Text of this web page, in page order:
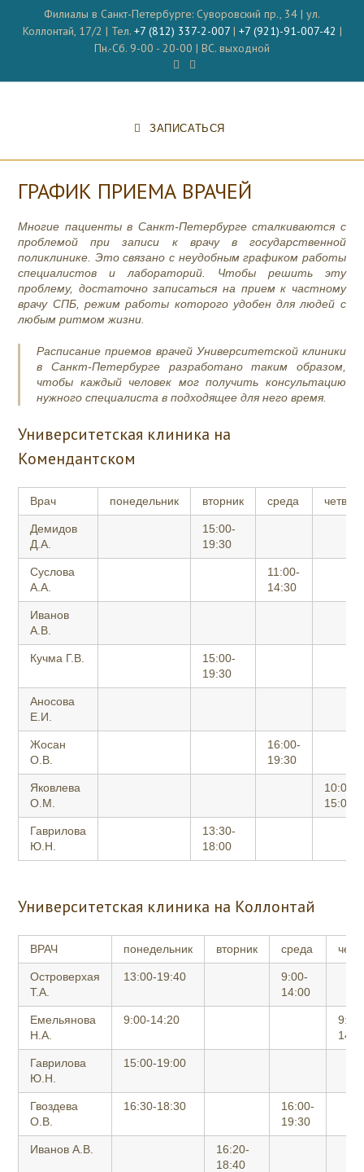
содержимому
Филиалы в Санкт-Петербурге: Суворовский пр., 34 | ул.
Коллонтай, 17/2 | Тел. +7 (812) 337-2-007| +7 (921)-91-007-42 |
Пн.-Сб. 9-00 - 20-00 | ВС. выходной
ЗАПИСАТЬСЯ
ГРАФИК ПРИЕМА ВРАЧЕЙ
Многие пациенты в Санкт-Петербурге сталкиваются с
проблемой при записи к врачу в государственной
поликлинике. Это связано с неудобным графиком работы
специалистов и лабораторий. Чтобы решить эту
проблему, достаточно записаться на прием к частному
врачу СПБ, режим работы которого удобен для людей с
любым ритмом жизни.
Расписание приемов врачей Университетской клиники
в Санкт-Петербурге разработано таким образом,
чтобы каждый человек мог получить консультацию
нужного специалиста в подходящее для него время.
Университетская клиника на
Комендантском
Врач понедельник вторник среда четверг
Демидов
Д.А.
15:00-
19:30
Суслова
А.А.
11:00-
14:30
Иванов
А.В.
Кучма Г.В.
15:00-
19:30
Аносова
Е.И.
Жосан
О.В.
16:00-
19:30
Яковлева
О.М.
10:00-
15:00
Гаврилова
Ю.Н.
13:30-
18:00
Университетская клиника на Коллонтай
ВРАЧ понедельник вторник среда
Островерхая
Т.А.
13:00-19:40
9:00-
14:00
Емельянова
Н.А.
9:00-14:20
Гаврилова
Ю.Н.
15:00-19:00
Гвоздева
О.В.
16:30-18:30
16:00-
19:30
Иванов А.В.
16:20-
18:40